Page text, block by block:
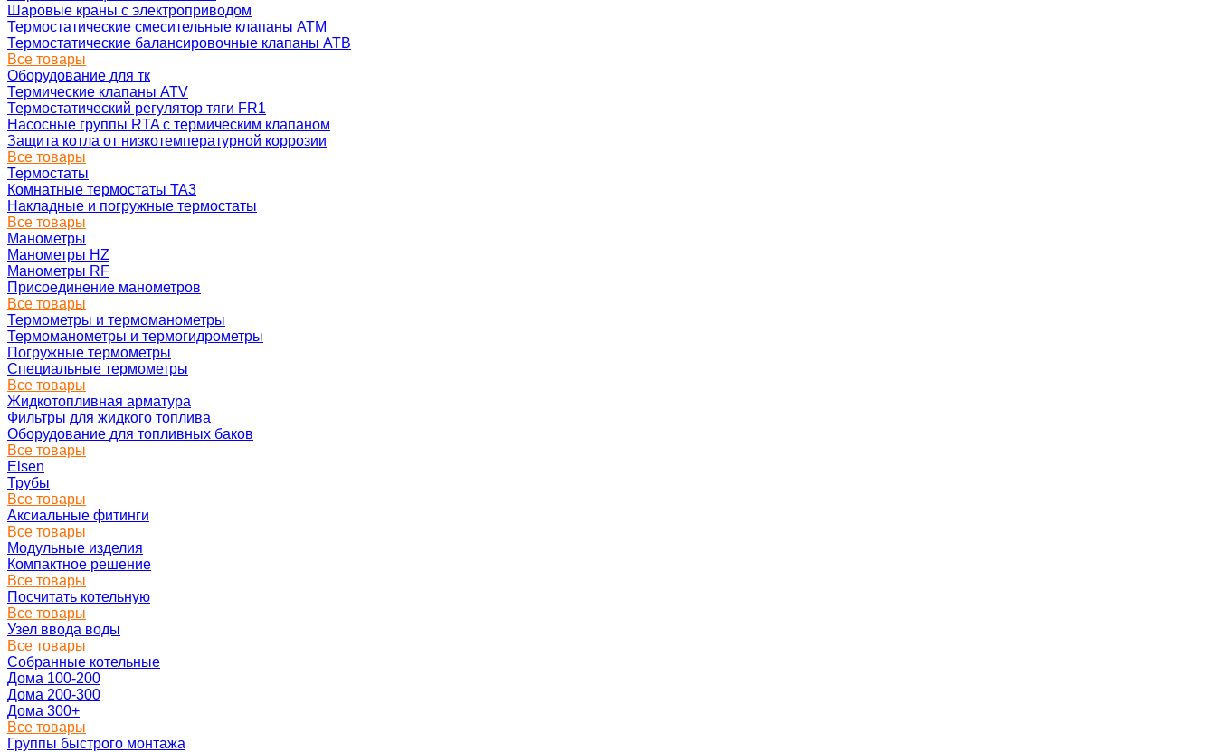
Шаровые краны с электроприводом
Термостатические смесительные клапаны ATM
Термостатические балансировочные клапаны ATB
Все товары
Оборудование для тк
Термические клапаны ATV
Термостатический регулятор тяги FR1
Насосные группы RTA с термическим клапаном
Защита котла от низкотемпературной коррозии
Все товары
Термостаты
Комнатные термостаты TA3
Накладные и погружные термостаты
Все товары
Манометры
Манометры HZ
Манометры RF
Присоединение манометров
Все товары
Термометры и термоманометры
Термоманометры и термогидрометры
Погружные термометры
Специальные термометры
Все товары
Жидкотопливная арматура
Фильтры для жидкого топлива
Оборудование для топливных баков
Все товары
Elsen
Трубы
Все товары
Аксиальные фитинги
Все товары
Модульные изделия
Компактное решение
Все товары
Посчитать котельную
Все товары
Узел ввода воды
Все товары
Собранные котельные
Дома 100-200
Дома 200-300
Дома 300+
Все товары
Группы быстрого монтажа